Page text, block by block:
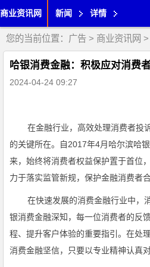
商业资讯网 新闻 详情
您的当前位置： 广告 > 商业资讯网 >
哈银消费金融：积极应对消费
2024-04-24 09:27
在金融行业，高效处理消费者投
的关键所在。自2017年4月哈尔滨哈
来，始终将消费者权益保护置于首位
力于落实监管新规，保护金融消费者合
在快速发展的消费金融行业中，
银消费金融深知，每一位消费者的反
程、提升客户体验的重要指引。在处
消费金融坚信，只要以专业精神认真